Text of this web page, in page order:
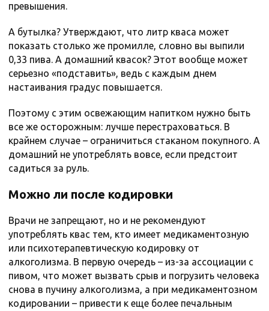
превышения.
А бутылка? Утверждают, что литр кваса может
показать столько же промилле, словно вы выпили
0,33 пива. А домашний квасок? Этот вообще может
серьезно «подставить», ведь с каждым днем
настаивания градус повышается.
Поэтому с этим освежающим напитком нужно быть
все же осторожным: лучше перестраховаться. В
крайнем случае – ограничиться стаканом покупного. А
домашний не употреблять вовсе, если предстоит
садиться за руль.
Можно ли после кодировки
Врачи не запрещают, но и не рекомендуют
употреблять квас тем, кто имеет медикаментозную
или психотерапевтическую кодировку от
алкоголизма. В первую очередь – из-за ассоциации с
пивом, что может вызвать срыв и погрузить человека
снова в пучину алкоголизма, а при медикаментозном
кодировании – привести к еще более печальным